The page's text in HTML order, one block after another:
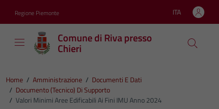
Regione Piemonte Lingua attiva:
ITA
Comune di Riva presso
Chieri
Home / Amministrazione / Documenti E Dati
/ Documento (tecnico) Di Supporto
/ Valori Minimi Aree Edificabili Ai Fini IMU Anno 2024